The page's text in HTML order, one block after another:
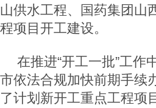
山供水工程、国药集团山
程项目开工建设。
在推进“开工一批”工
市依法合规加快前期手续
了计划新开工重点工程项